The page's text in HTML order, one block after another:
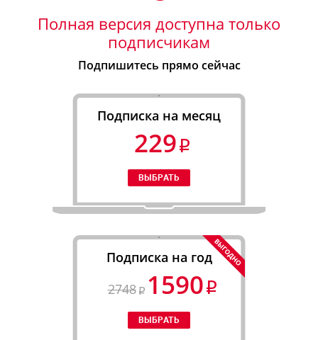
Полная версия доступна только
подписчикам
Подпишитесь прямо сейчас
Подписка на месяц
229
Подписка на год
2748
1590